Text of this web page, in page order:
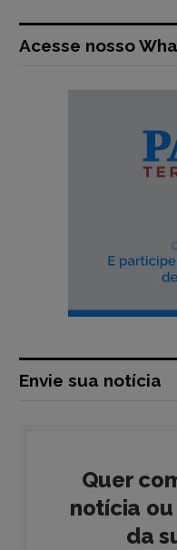
Acesse nosso
Envie sua notícia
Quer
notícia
da